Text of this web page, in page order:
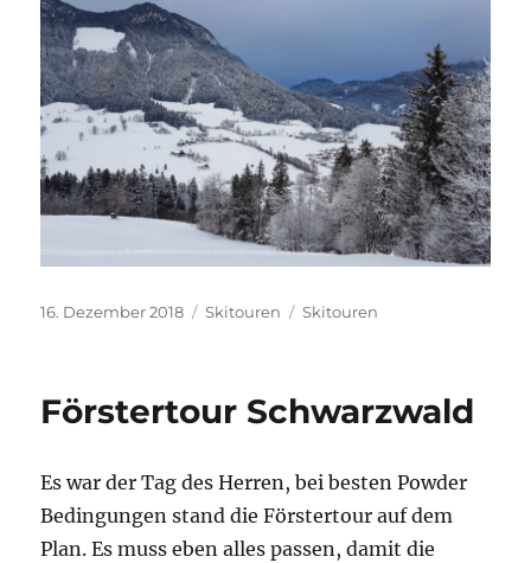
Veröffentlicht
16. Dezember 2018 Kategorien
Skitouren Schlagwörter
Skitouren
Förstertour Schwarzwald
Es war der Tag des Herren, bei besten Powder
Bedingungen stand die Förstertour auf dem
Plan. Es muss eben alles passen, damit die